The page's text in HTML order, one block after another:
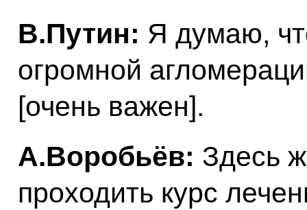
В.Путин: Я думаю,
огромной
[очень важен].
А.Воробьёв: Здесь
проходить курс